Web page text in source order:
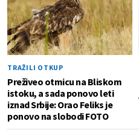
TRAŽILI OTKUP
Preživeo otmicu na Bliskom
istoku, a sada ponovo leti
iznad Srbije: Orao Feliks je
ponovo na slobodi FOTO